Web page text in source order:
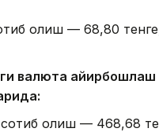
олиш — 68,80
валюта айирбошлаш
олиш — 468,68